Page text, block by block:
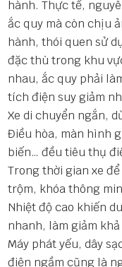
hành. Thực tế,
ắc quy mà còn chịu
hành, thói quen sử
đặc thù trong khu
nhau, ắc quy phải
tích điện suy giảm
Xe di chuyển ngắn,
Điều hòa, màn hình
biến… đều tiêu thụ
Trong thời gian xe
trộm, khóa thông
Nhiệt độ cao khiến
nhanh, làm giảm
Máy phát yếu, dây
điện ngầm cũng là